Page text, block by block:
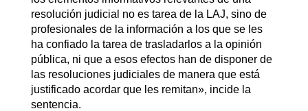
resolución judicial no es tarea de la LAJ, sino de
profesionales de la información a los que se les
ha confiado la tarea de trasladarlos a la opinión
pública, ni que a esos efectos han de disponer de
las resoluciones judiciales de manera que está
justificado acordar que les remitan», incide la
sentencia.